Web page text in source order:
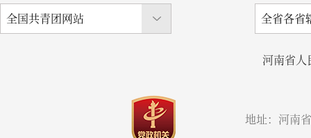
河南省人
地址：河南